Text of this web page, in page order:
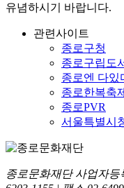
유념하시기 바랍니다.
관련사이트
종로구청
종로구립도
종로엔 다있
종로한복축제
종로PVR
서울특별시
종로문화재단 사업자등